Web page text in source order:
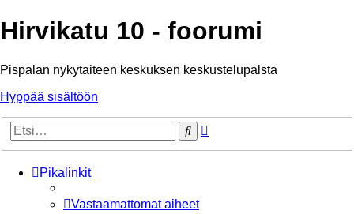
Hirvikatu 10 - foorumi
Pispalan nykytaiteen keskuksen keskustelupalsta
Hyppää sisältöön
Etsi
Pikalinkit
Vastaamattomat aiheet